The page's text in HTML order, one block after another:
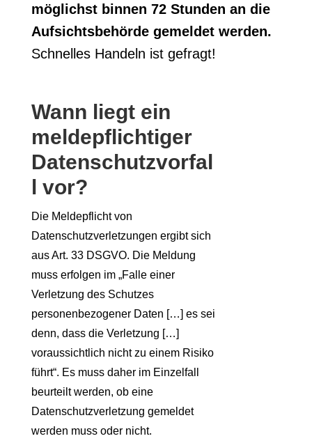
möglichst binnen 72 Stunden an die
Aufsichtsbehörde gemeldet werden.
Schnelles Handeln ist gefragt!
Wann liegt ein
meldepflichtiger
Datenschutzvorfal
l vor?
Die Meldepflicht von
Datenschutzverletzungen ergibt sich
aus Art. 33 DSGVO. Die Meldung
muss erfolgen im „Falle einer
Verletzung des Schutzes
personenbezogener Daten […] es sei
denn, dass die Verletzung […]
voraussichtlich nicht zu einem Risiko
führt“. Es muss daher im Einzelfall
beurteilt werden, ob eine
Datenschutzverletzung gemeldet
werden muss oder nicht.